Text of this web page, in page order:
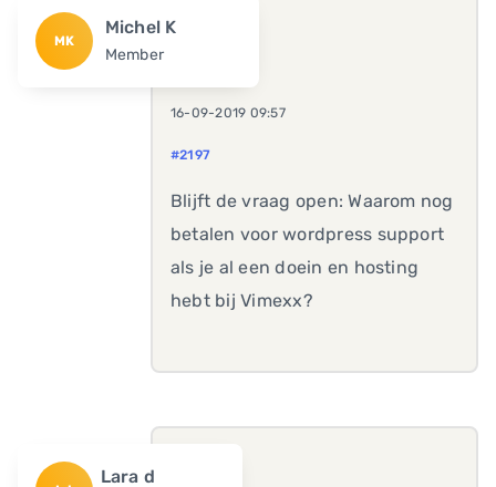
MK
Michel K
Member
16-09-2019 09:57
#2197
Blijft de vraag open: Waarom nog
betalen voor wordpress support
als je al een doein en hosting
hebt bij Vimexx?
Lara d